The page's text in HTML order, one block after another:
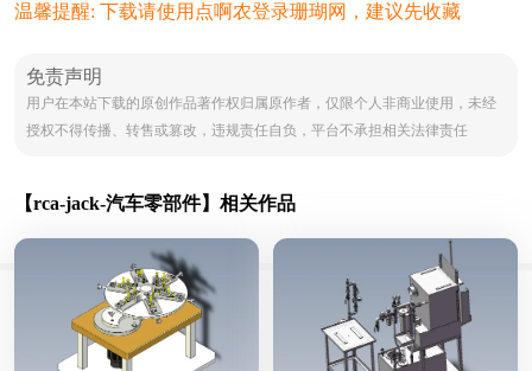
温馨提醒: 下载请使用点啊农登录珊瑚网，建议先收藏
免责声明
用户在本站下载的原创作品著作权归属原作者，仅限个人非商业使用，未经
授权不得传播、转售或篡改，违规责任自负，平台不承担相关法律责任
【rca-jack-汽车零部件】相关作品